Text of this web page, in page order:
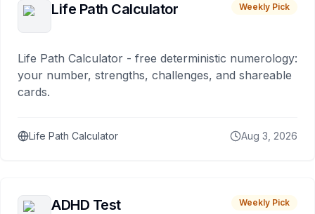
Life Path Calculator Weekly Pick
Life Path Calculator - free deterministic numerology:
your number, strengths, challenges, and shareable
cards.
Life Path Calculator Aug 3, 2026
ADHD Test Weekly Pick